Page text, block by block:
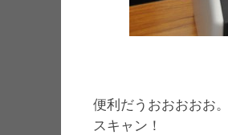
便利だうおおおおお
スキャン！